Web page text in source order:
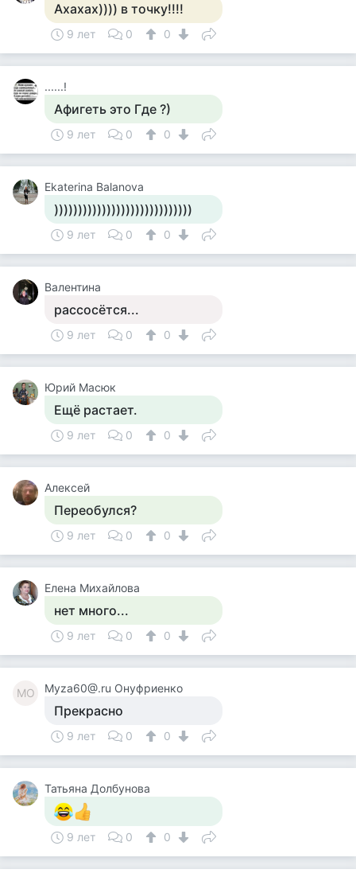
Ахахах)))) в точку!!!!
9 лет 0 0
......!
Афигеть это Где ?)
9 лет 0 0
Ekaterina Balanova
)))))))))))))))))))))))))))))
9 лет 0 0
Валентина
рассосётся...
9 лет 0 0
Юрий Масюк
Ещё растает.
9 лет 0 0
Алексей
Переобулся?
9 лет 0 0
Елена Михайлова
нет много...
9 лет 0 0
MО Myza60@.ru Онуфриенко
Прекрасно
9 лет 0 0
Татьяна Долбунова
9 лет 0 0